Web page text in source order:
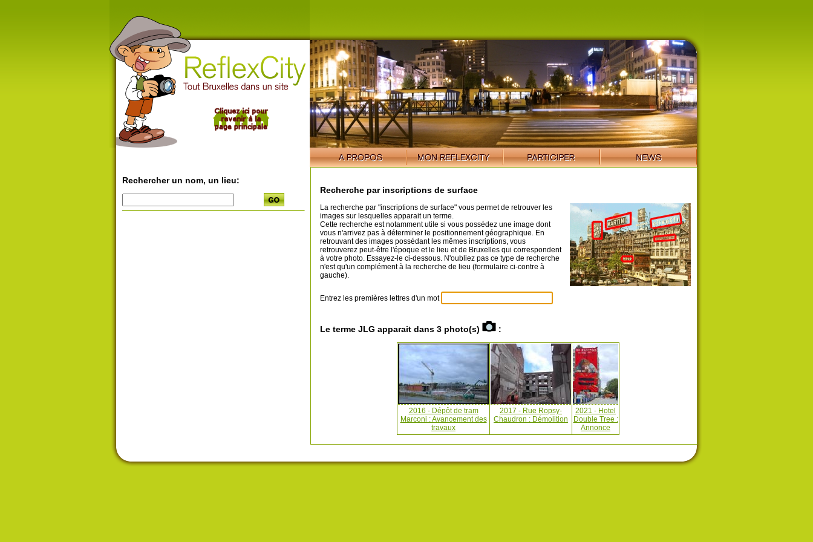
Rechercher un nom, un lieu:
Recherche par inscriptions de surface
La recherche par "inscriptions de surface" vous permet de retrouver les
images sur lesquelles apparait un terme.
Cette recherche est notamment utile si vous possédez une image dont
vous n'arrivez pas à déterminer le positionnement géographique. En
retrouvant des images possédant les mêmes inscriptions, vous
retrouverez peut-être l'époque et le lieu et de Bruxelles qui correspondent
à votre photo. Essayez-le ci-dessous. N'oubliez pas ce type de recherche
n'est qu'un complément à la recherche de lieu (formulaire ci-contre à
gauche).
Entrez les premières lettres d'un mot
Le terme JLG apparait dans 3 photo(s) :
2016 - Dépôt de tram
Marconi : Avancement des
travaux
2017 - Rue Ropsy-
Chaudron : Démolition
2021 - Hotel
Double Tree :
Annonce